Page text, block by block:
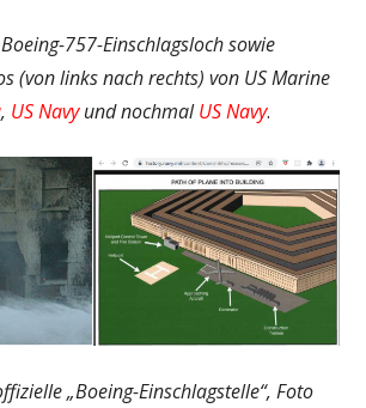
757-Einschlagsloch sowie
(von links nach rechts) von US Marine
, US Navyund nochmal US Navy.
„Boeing-Einschlagstelle“, Foto